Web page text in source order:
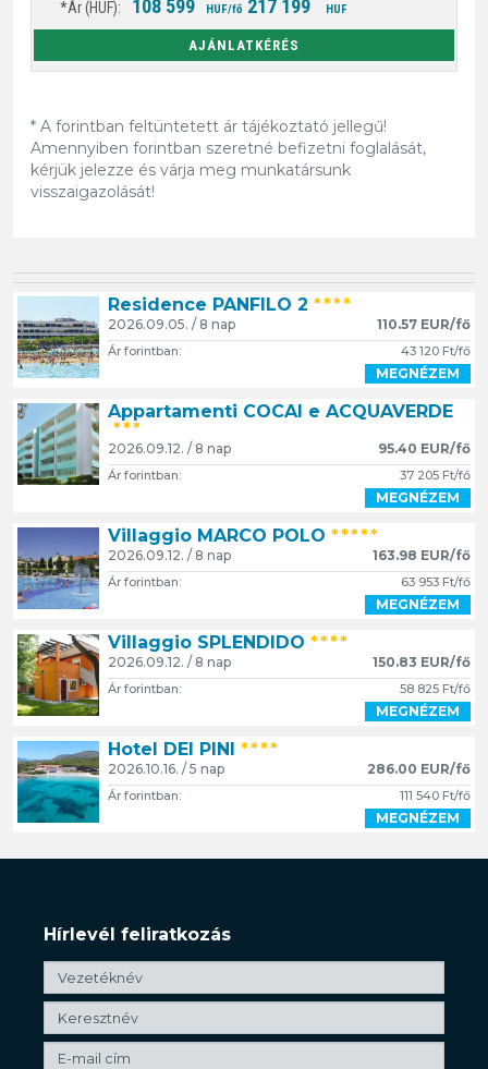
108 599 HUF/fő 217 199 HUF
AJÁNLATKÉRÉS
* A forintban feltüntetett ár tájékoztató jellegű!
Amennyiben forintban szeretné befizetni foglalását,
kérjük jelezze és várja meg munkatársunk
visszaigazolását!
Residence PANFILO 2 ****
2026.09.05. / 8 nap 110.57 EUR/fő
Ár forintban: 43 120 Ft/fő
MEGNÉZEM
Appartamenti COCAI e ACQUAVERDE
***
2026.09.12. / 8 nap 95.40 EUR/fő
Ár forintban: 37 205 Ft/fő
MEGNÉZEM
Villaggio MARCO POLO *****
2026.09.12. / 8 nap 163.98 EUR/fő
Ár forintban: 63 953 Ft/fő
MEGNÉZEM
Villaggio SPLENDIDO ****
2026.09.12. / 8 nap 150.83 EUR/fő
Ár forintban: 58 825 Ft/fő
MEGNÉZEM
Hotel DEI PINI ****
2026.10.16. / 5 nap 286.00 EUR/fő
Ár forintban: 111 540 Ft/fő
MEGNÉZEM
Hírlevél feliratkozás